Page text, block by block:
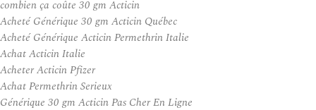
combien ça coûte 30 gm Acticin
Acheté Générique 30 gm Acticin Québec
Acheté Générique Acticin Permethrin Italie
Achat Acticin Italie
Acheter Acticin Pfizer
Achat Permethrin Serieux
Générique 30 gm Acticin Pas Cher En Ligne